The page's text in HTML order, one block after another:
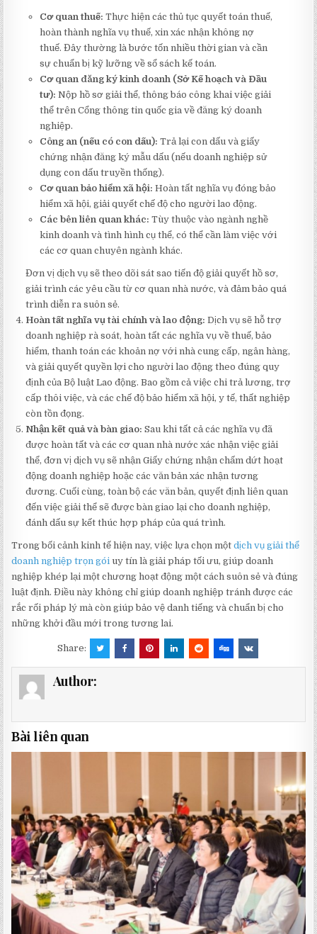
Cơ quan thuế: Thực hiện các thủ tục quyết toán thuế,
hoàn thành nghĩa vụ thuế, xin xác nhận không nợ
thuế. Đây thường là bước tốn nhiều thời gian và cần
sự chuẩn bị kỹ lưỡng về sổ sách kế toán.
Cơ quan đăng ký kinh doanh (Sở Kế hoạch và Đầu
tư): Nộp hồ sơ giải thể, thông báo công khai việc giải
thể trên Cổng thông tin quốc gia về đăng ký doanh
nghiệp.
Công an (nếu có con dấu): Trả lại con dấu và giấy
chứng nhận đăng ký mẫu dấu (nếu doanh nghiệp sử
dụng con dấu truyền thống).
Cơ quan bảo hiểm xã hội: Hoàn tất nghĩa vụ đóng bảo
hiểm xã hội, giải quyết chế độ cho người lao động.
Các bên liên quan khác: Tùy thuộc vào ngành nghề
kinh doanh và tình hình cụ thể, có thể cần làm việc với
các cơ quan chuyên ngành khác.
Đơn vị dịch vụ sẽ theo dõi sát sao tiến độ giải quyết hồ sơ,
giải trình các yêu cầu từ cơ quan nhà nước, và đảm bảo quá
trình diễn ra suôn sẻ.
Hoàn tất nghĩa vụ tài chính và lao động: Dịch vụ sẽ hỗ trợ
doanh nghiệp rà soát, hoàn tất các nghĩa vụ về thuế, bảo
hiểm, thanh toán các khoản nợ với nhà cung cấp, ngân hàng,
và giải quyết quyền lợi cho người lao động theo đúng quy
định của Bộ luật Lao động. Bao gồm cả việc chi trả lương, trợ
cấp thôi việc, và các chế độ bảo hiểm xã hội, y tế, thất nghiệp
còn tồn đọng.
Nhận kết quả và bàn giao: Sau khi tất cả các nghĩa vụ đã
được hoàn tất và các cơ quan nhà nước xác nhận việc giải
thể, đơn vị dịch vụ sẽ nhận Giấy chứng nhận chấm dứt hoạt
động doanh nghiệp hoặc các văn bản xác nhận tương
đương. Cuối cùng, toàn bộ các văn bản, quyết định liên quan
đến việc giải thể sẽ được bàn giao lại cho doanh nghiệp,
đánh dấu sự kết thúc hợp pháp của quá trình.
Trong bối cảnh kinh tế hiện nay, việc lựa chọn mộtdịch vụ giải thể
doanh nghiệp trọn gói uy tín là giải pháp tối ưu, giúp doanh
nghiệp khép lại một chương hoạt động một cách suôn sẻ và đúng
luật định. Điều này không chỉ giúp doanh nghiệp tránh được các
rắc rối pháp lý mà còn giúp bảo vệ danh tiếng và chuẩn bị cho
những khởi đầu mới trong tương lai.
Share:
Author:
Bài liên quan